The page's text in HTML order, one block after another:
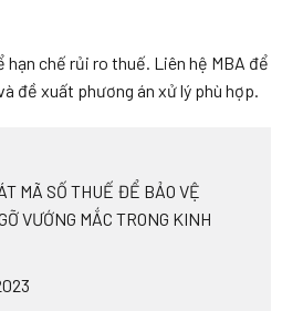
chế rủi ro thuế. Liên hệ MBA để
đề xuất phương án xử lý phù hợp.
MÃ SỐ THUẾ ĐỂ BẢO VỆ
VƯỚNG MẮC TRONG KINH